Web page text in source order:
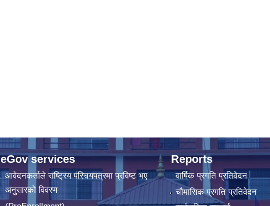
eGov services
आवेदनकर्ताले राष्‍ट्रिय परिचयपत्रमा प्रविष्ट भए
अनुसारको विवरण
Reports
वार्षिक प्रगति प्रतिवेदन
चौमासिक प्रगति प्रतिवेदन